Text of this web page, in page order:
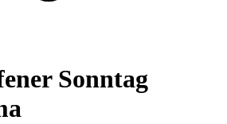
Sonntag